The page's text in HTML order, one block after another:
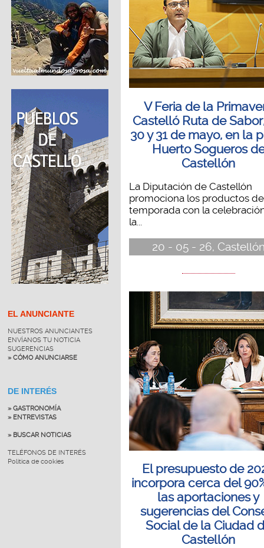
EL ANUNCIANTE
NUESTROS ANUNCIANTES
ENVÍANOS TU NOTICIA
SUGERENCIAS
» CÓMO ANUNCIARSE
DE INTERÉS
» GASTRONOMÍA
» ENTREVISTAS
» BUSCAR NOTICIAS
TELÉFONOS DE INTERÉS
Política de cookies
V Feria de la
Castelló Ruta de
30 y 31 de mayo, en la
Huerto Sogueros
Castellón
La Diputación de Castellón
promociona los productos de
temporada con la
la...
20 - 05 - 26,
El presupuesto de
incorpora cerca del
las aportaciones y
sugerencias del
Social de la Ciudad
Castellón